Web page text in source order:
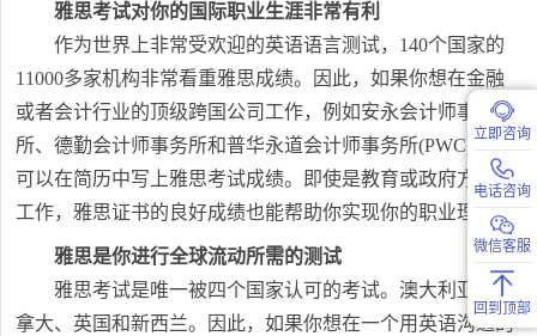
雅思考试对你的国际职业生涯非常有利
作为世界上非常受欢迎的英语语言测试，140个国家的
11000多家机构非常看重雅思成绩。因此，如果你想在金融
或者会计行业的顶级跨国公司工作，例如安永会计师事务
所、德勤会计师事务所和普华永道会计师事务所(PWC)，你
可以在简历中写上雅思考试成绩。即使是教育或政府方面的
工作，雅思证书的良好成绩也能帮助你实现你的职业理想。
雅思是你进行全球流动所需的测试
雅思考试是唯一被四个国家认可的考试。澳大利亚、加
拿大、英国和新西兰。因此，如果你想在一个用英语沟通的
立即咨询
电话咨询
微信客服
回到顶部